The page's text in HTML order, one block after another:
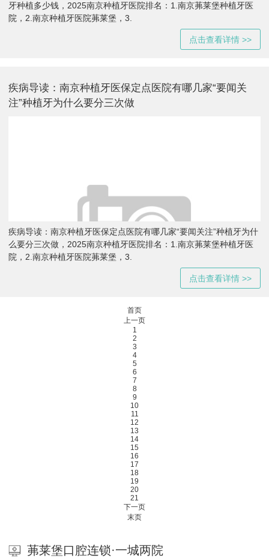
牙种植多少钱，2025南京种植牙医院排名：1.南京茀莱堡种植牙医
院，2.南京种植牙医院茀莱堡，3.
点击查看详情 >>
疾病导读：南京种植牙医保定点医院有哪几家“要闻关
注”种植牙为什么要分三次做
疾病导读：南京种植牙医保定点医院有哪几家“要闻关注”种植牙为什
么要分三次做，2025南京种植牙医院排名：1.南京茀莱堡种植牙医
院，2.南京种植牙医院茀莱堡，3.
点击查看详情 >>
首页
上一页
1
2
3
4
5
6
7
8
9
10
11
12
13
14
15
16
17
18
19
20
21
下一页
末页
茀莱堡口腔连锁·一城两院